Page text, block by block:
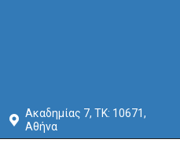
Ακαδημίας 7, ΤΚ: 10671,
Αθήνα